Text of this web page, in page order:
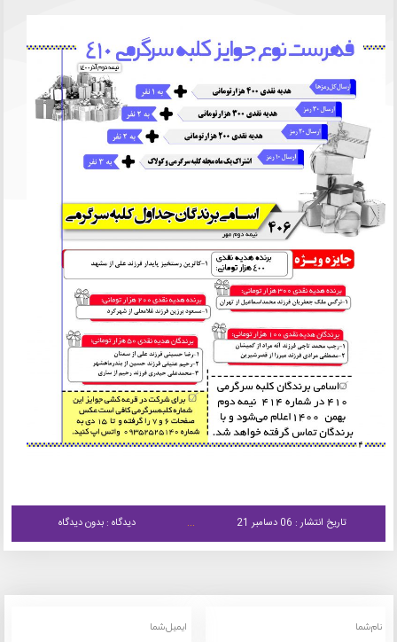
تاریخ انتشار : 06 دسامبر 21 دیدگاه : بدون دیدگاه